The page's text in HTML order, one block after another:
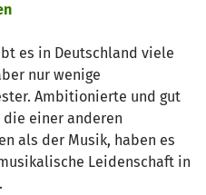
es in Deutschland viele
nur wenige
Ambitionierte und gut
einer anderen
als der Musik, haben es
Leidenschaft in